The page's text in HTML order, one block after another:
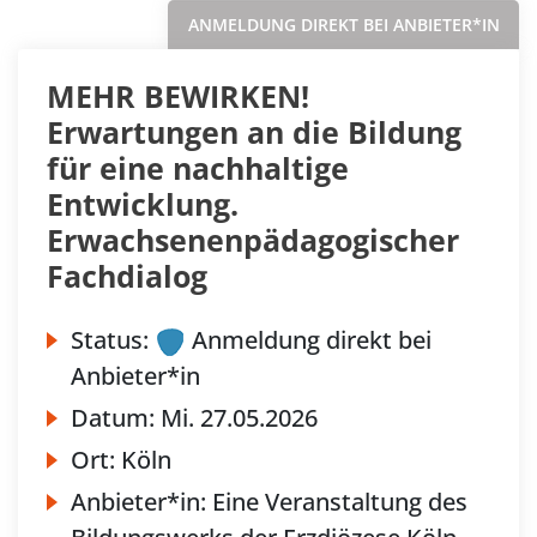
ANMELDUNG DIREKT BEI ANBIETER*IN
MEHR BEWIRKEN!
Erwartungen an die Bildung
für eine nachhaltige
Entwicklung.
Erwachsenenpädagogischer
Fachdialog
Status:
Anmeldung direkt bei
Anbieter*in
Datum: Mi. 27.05.2026
Ort: Köln
Anbieter*in: Eine Veranstaltung des